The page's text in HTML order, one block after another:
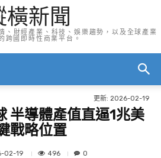
橫新聞
、財經產業、科技、娛樂趨勢，以及全球產業
跨國即時性商業平台。
更新: 2026-02-19
半導體產值直逼1兆美
戰略位置
02-19 496 0